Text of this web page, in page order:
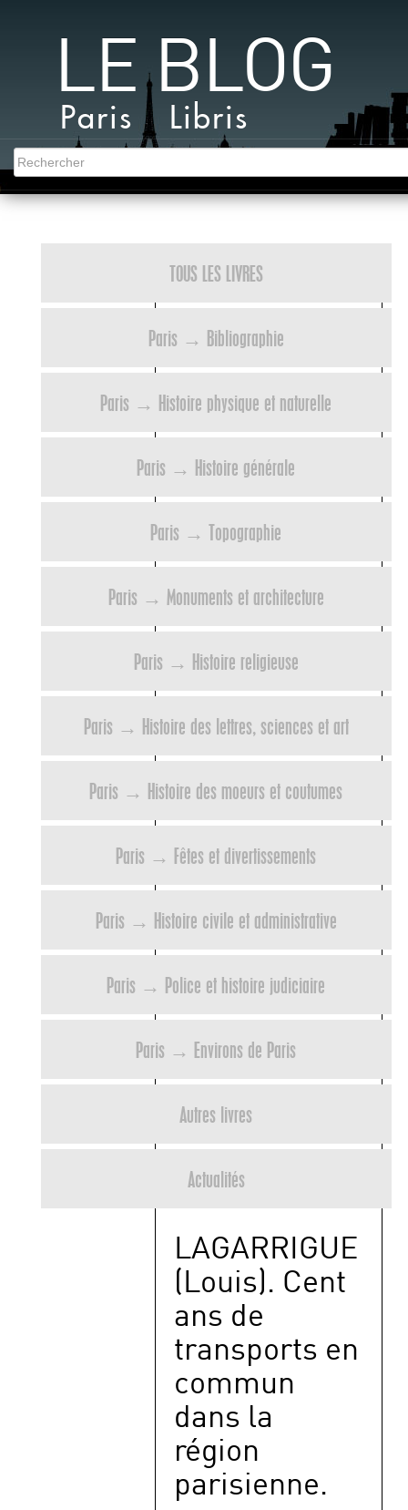
LE BLOG
Paris Libris
TOUS LES LIVRES
Paris → Bibliographie
Paris → Histoire physique et naturelle
Paris → Histoire générale
Paris → Topographie
Paris → Monuments et architecture
Paris → Histoire religieuse
Paris → Histoire des lettres, sciences et art
Paris → Histoire des moeurs et coutumes
Paris → Fêtes et divertissements
Paris → Histoire civile et administrative
Paris → Police et histoire judiciaire
Paris → Environs de Paris
Autres livres
Actualités
LAGARRIGUE
(Louis). Cent
ans de
transports en
commun
dans la
région
parisienne.